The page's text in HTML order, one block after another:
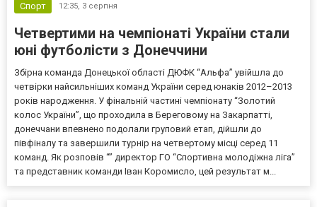
Спорт 12:35, 3 серпня
Четвертими на чемпіонаті України стали
юні футболісти з Донеччини
Збірна команда Донецької області ДЮФК “Альфа” увійшла до
четвірки найсильніших команд України серед юнаків 2012–2013
років народження. У фінальній частині чемпіонату “Золотий
колос України”, що проходила в Береговому на Закарпатті,
донеччани впевнено подолали груповий етап, дійшли до
півфіналу та завершили турнір на четвертому місці серед 11
команд. Як розповів “” директор ГО “Спортивна молодіжна ліга”
та представник команди Іван Коромисло, цей результат м...